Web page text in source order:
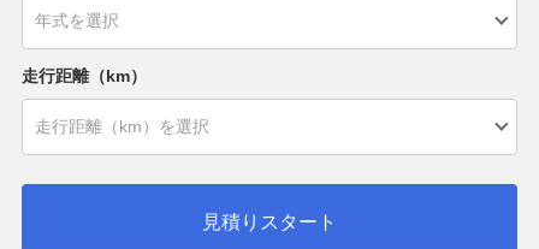
走行距離（km）
見積りスタート